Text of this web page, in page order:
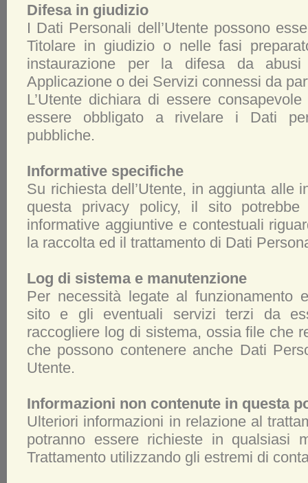
Difesa in giudizio
I Dati Personali dell’Utente possono
Titolare in giudizio o nelle fasi
instaurazione per la difesa da abusi
Applicazione o dei Servizi connessi da
L’Utente dichiara di essere
essere obbligato a rivelare i Dati
pubbliche.
Informative specifiche
Su richiesta dell’Utente, in aggiunta alle
questa privacy policy, il sito potrebbe
informative aggiuntive e contestuali
la raccolta ed il trattamento di Dati
Log di sistema e manutenzione
Per necessità legate al funzionamento
sito e gli eventuali servizi terzi da
raccogliere log di sistema, ossia file che
che possono contenere anche Dati
Utente.
Informazioni non contenute in questa
Ulteriori informazioni in relazione al
potranno essere richieste in qualsiasi
Trattamento utilizzando gli estremi di